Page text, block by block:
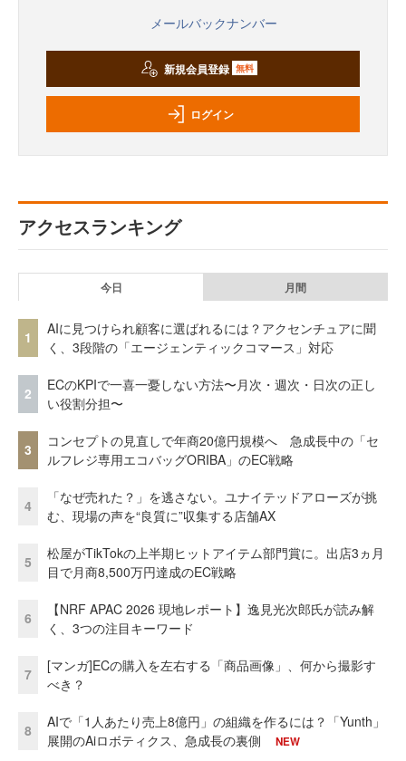
メールバックナンバー
新規会員登録 無料
ログイン
アクセスランキング
今日 月間
1
AIに見つけられ顧客に選ばれるには？アクセンチュアに聞
く、3段階の「エージェンティックコマース」対応
2
ECのKPIで一喜一憂しない方法〜月次・週次・日次の正し
い役割分担〜
3
コンセプトの見直しで年商20億円規模へ 急成長中の「セ
ルフレジ専用エコバッグORIBA」のEC戦略
4
「なぜ売れた？」を逃さない。ユナイテッドアローズが挑
む、現場の声を“良質に”収集する店舗AX
5
松屋がTikTokの上半期ヒットアイテム部門賞に。出店3ヵ月
目で月商8,500万円達成のEC戦略
6
【NRF APAC 2026 現地レポート】逸見光次郎氏が読み解
く、3つの注目キーワード
7
[マンガ]ECの購入を左右する「商品画像」、何から撮影す
べき？
8
AIで「1人あたり売上8億円」の組織を作るには？「Yunth」
展開のAiロボティクス、急成長の裏側
NEW